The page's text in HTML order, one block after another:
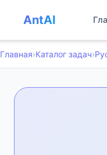
AntAI
Главная›Каталог задач›